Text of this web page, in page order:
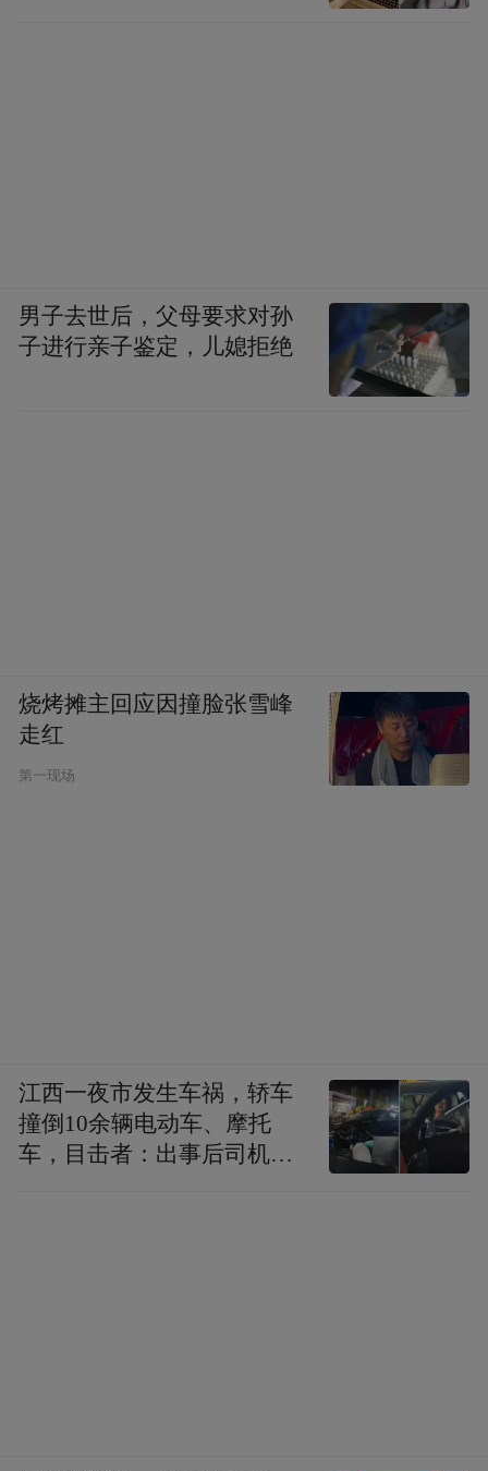
男子去世后，父母要求对孙
子进行亲子鉴定，儿媳拒绝
烧烤摊主回应因撞脸张雪峰
走红
第一现场
江西一夜市发生车祸，轿车
撞倒10余辆电动车、摩托
车，目击者：出事后司机一